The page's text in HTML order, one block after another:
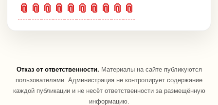
📎 📎 📎 📎 📎 📎 📎 📎 📎 📎
Отказ от ответственности. Материалы на сайте публикуются
пользователями. Администрация не контролирует содержание
каждой публикации и не несёт ответственности за размещённую
информацию.